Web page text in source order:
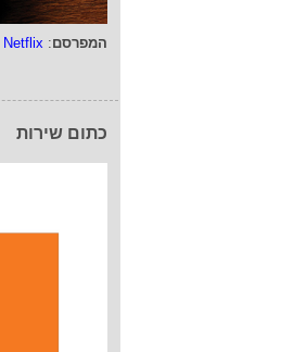
המפרסם:
Netflix
כתום שירות